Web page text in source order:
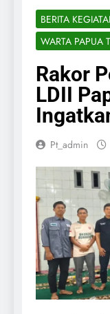
BERITA
WARTA PAPUA
Rakor
LDII
Pt_admin